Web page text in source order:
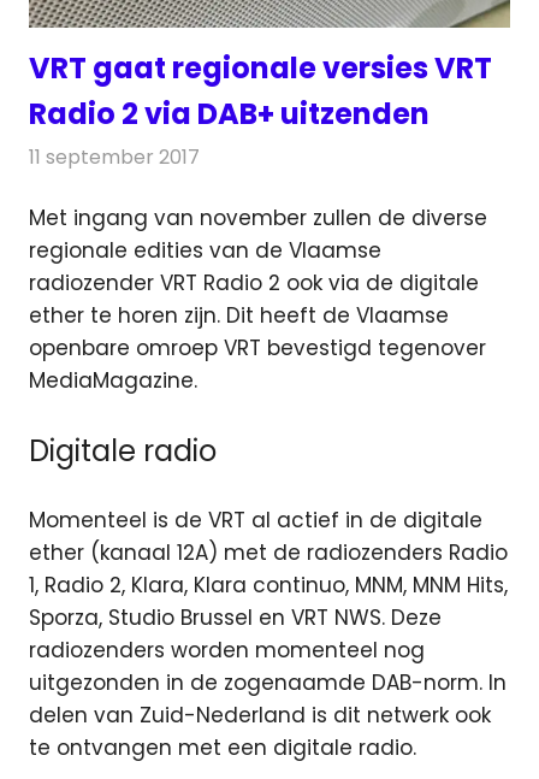
VRT gaat regionale versies VRT
Radio 2 via DAB+ uitzenden
11 september 2017
Met ingang van november zullen de diverse
regionale edities van de Vlaamse
radiozender VRT Radio 2 ook via de digitale
ether te horen zijn. Dit heeft de Vlaamse
openbare omroep VRT bevestigd tegenover
MediaMagazine.
Digitale radio
Momenteel is de VRT al actief in de digitale
ether (kanaal 12A) met de radiozenders Radio
1, Radio 2, Klara, Klara continuo, MNM, MNM Hits,
Sporza, Studio Brussel en VRT NWS. Deze
radiozenders worden momenteel nog
uitgezonden in de zogenaamde DAB-norm. In
delen van Zuid-Nederland is dit netwerk ook
te ontvangen met een digitale radio.